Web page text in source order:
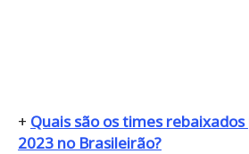
+ Quais são os times rebaixados
2023 no Brasileirão?